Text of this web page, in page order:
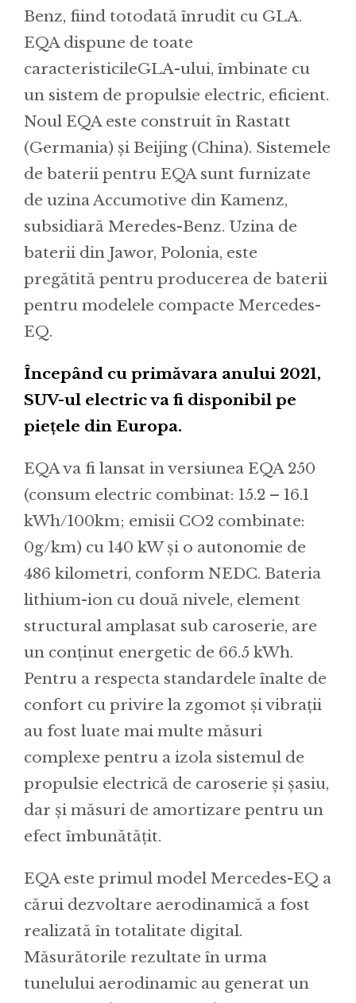
Benz, fiind totodată înrudit cu GLA.
EQA dispune de toate
caracteristicileGLA-ului, îmbinate cu
un sistem de propulsie electric, eficient.
Noul EQA este construit în Rastatt
(Germania) și Beijing (China). Sistemele
de baterii pentru EQA sunt furnizate
de uzina Accumotive din Kamenz,
subsidiară Meredes-Benz. Uzina de
baterii din Jawor, Polonia, este
pregătită pentru producerea de baterii
pentru modelele compacte Mercedes-
EQ.
Începând cu primăvara anului 2021,
SUV-ul electric va fi disponibil pe
piețele din Europa.
EQA va fi lansat in versiunea EQA 250
(consum electric combinat: 15.2 – 16.1
kWh/100km; emisii CO2 combinate:
0g/km) cu 140 kW și o autonomie de
486 kilometri, conform NEDC. Bateria
lithium-ion cu două nivele, element
structural amplasat sub caroserie, are
un conținut energetic de 66.5 kWh.
Pentru a respecta standardele înalte de
confort cu privire la zgomot și vibrații
au fost luate mai multe măsuri
complexe pentru a izola sistemul de
propulsie electrică de caroserie și șasiu,
dar și măsuri de amortizare pentru un
efect îmbunătățit.
EQA este primul model Mercedes-EQ a
cărui dezvoltare aerodinamică a fost
realizată în totalitate digital.
Măsurătorile rezultate în urma
tunelului aerodinamic au generat un